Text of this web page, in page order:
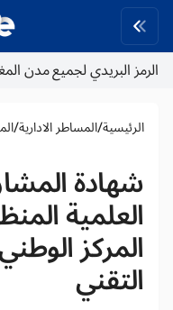
الرمز البريدي لجميع مدن
الرئيسية/المساطر الادارية/
شهادة
العلمية
المركز
التقني